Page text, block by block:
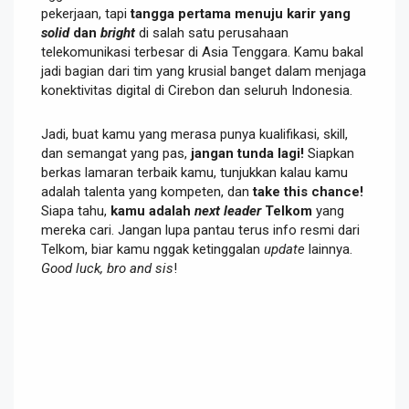
pekerjaan, tapitangga pertama menuju karir yang
soliddan bright di salah satu perusahaan
telekomunikasi terbesar di Asia Tenggara. Kamu bakal
jadi bagian dari tim yang krusial banget dalam menjaga
konektivitas digital di Cirebon dan seluruh Indonesia.
Jadi, buat kamu yang merasa punya kualifikasi, skill,
dan semangat yang pas, jangan tunda lagi! Siapkan
berkas lamaran terbaik kamu, tunjukkan kalau kamu
adalah talenta yang kompeten, dantake this chance!
Siapa tahu, kamu adalah next leaderTelkom yang
mereka cari. Jangan lupa pantau terus info resmi dari
Telkom, biar kamu nggak ketinggalan update lainnya.
Good luck, bro and sis!